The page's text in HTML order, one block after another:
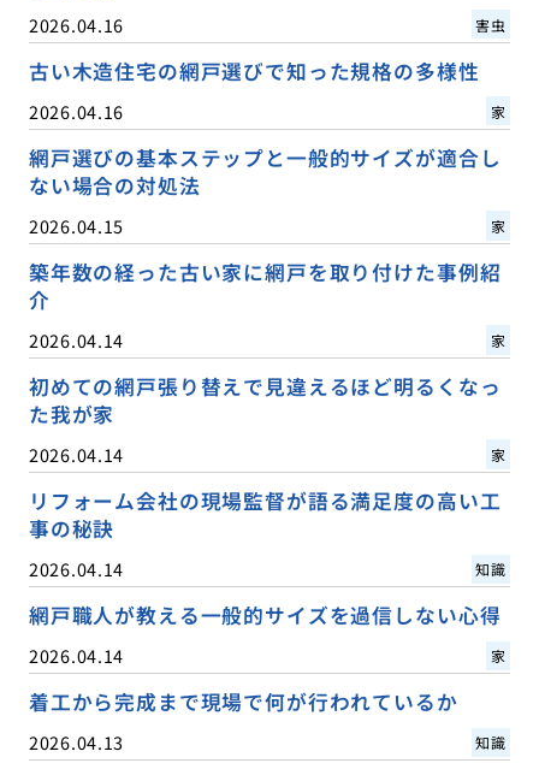
2026.04.16 害虫
古い木造住宅の網戸選びで知った規格の多様性
2026.04.16 家
網戸選びの基本ステップと一般的サイズが適合し
ない場合の対処法
2026.04.15 家
築年数の経った古い家に網戸を取り付けた事例紹
介
2026.04.14 家
初めての網戸張り替えで見違えるほど明るくなっ
た我が家
2026.04.14 家
リフォーム会社の現場監督が語る満足度の高い工
事の秘訣
2026.04.14 知識
網戸職人が教える一般的サイズを過信しない心得
2026.04.14 家
着工から完成まで現場で何が行われているか
2026.04.13 知識